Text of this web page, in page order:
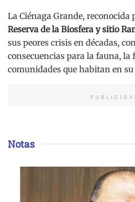
La Ciénaga Grande, reconocida
Reserva de la Biosfera y sitio
sus peores crisis en décadas,
consecuencias para la fauna, la
comunidades que habitan en
Notas